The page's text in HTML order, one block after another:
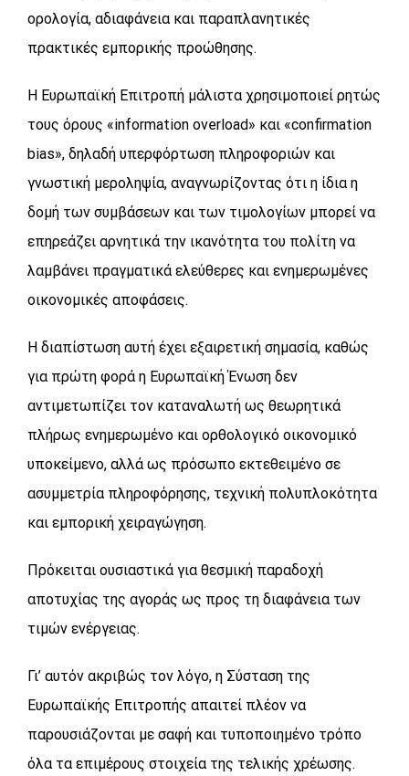
ορολογία, αδιαφάνεια και παραπλανητικές
πρακτικές εμπορικής προώθησης.
Η Ευρωπαϊκή Επιτροπή μάλιστα χρησιμοποιεί ρητώς
τους όρους «information overload» και «confirmation
bias», δηλαδή υπερφόρτωση πληροφοριών και
γνωστική μεροληψία, αναγνωρίζοντας ότι η ίδια η
δομή των συμβάσεων και των τιμολογίων μπορεί να
επηρεάζει αρνητικά την ικανότητα του πολίτη να
λαμβάνει πραγματικά ελεύθερες και ενημερωμένες
οικονομικές αποφάσεις.
Η διαπίστωση αυτή έχει εξαιρετική σημασία, καθώς
για πρώτη φορά η Ευρωπαϊκή Ένωση δεν
αντιμετωπίζει τον καταναλωτή ως θεωρητικά
πλήρως ενημερωμένο και ορθολογικό οικονομικό
υποκείμενο, αλλά ως πρόσωπο εκτεθειμένο σε
ασυμμετρία πληροφόρησης, τεχνική πολυπλοκότητα
και εμπορική χειραγώγηση.
Πρόκειται ουσιαστικά για θεσμική παραδοχή
αποτυχίας της αγοράς ως προς τη διαφάνεια των
τιμών ενέργειας.
Γι’ αυτόν ακριβώς τον λόγο, η Σύσταση της
Ευρωπαϊκής Επιτροπής απαιτεί πλέον να
παρουσιάζονται με σαφή και τυποποιημένο τρόπο
όλα τα επιμέρους στοιχεία της τελικής χρέωσης.